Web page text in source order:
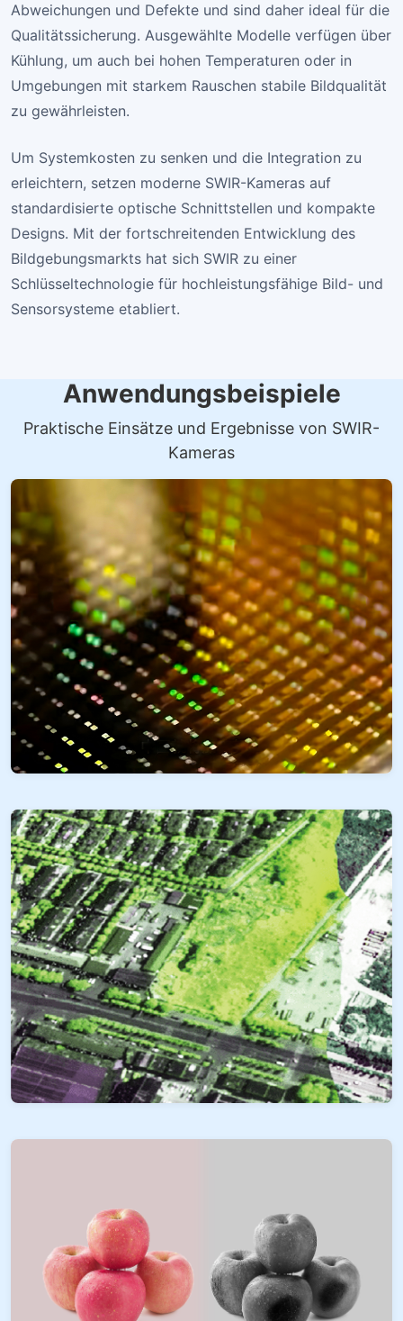
Abweichungen und Defekte und sind daher ideal für die
Qualitätssicherung. Ausgewählte Modelle verfügen über
Kühlung, um auch bei hohen Temperaturen oder in
Umgebungen mit starkem Rauschen stabile Bildqualität
zu gewährleisten.
Um Systemkosten zu senken und die Integration zu
erleichtern, setzen moderne SWIR-Kameras auf
standardisierte optische Schnittstellen und kompakte
Designs. Mit der fortschreitenden Entwicklung des
Bildgebungsmarkts hat sich SWIR zu einer
Schlüsseltechnologie für hochleistungsfähige Bild- und
Sensorsysteme etabliert.
Anwendungsbeispiele
Praktische Einsätze und Ergebnisse von SWIR-
Kameras